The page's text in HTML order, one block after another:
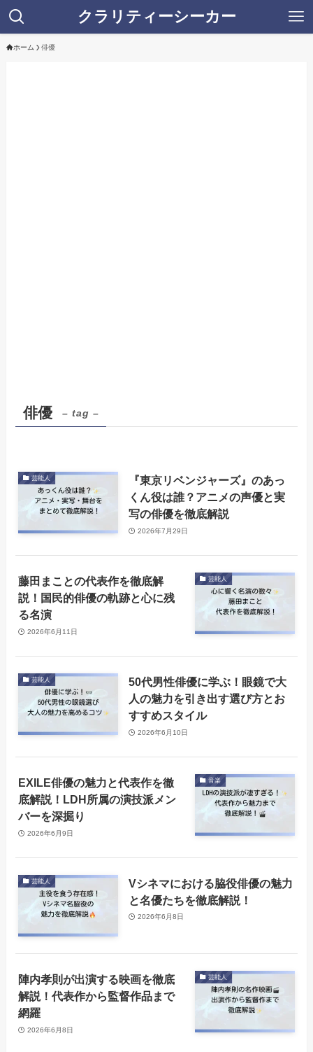
クラリティーシーカー
ホーム 俳優
俳優 – tag –
芸能人
『東京リベンジャーズ』のあっ
くん役は誰？アニメの声優と実
写の俳優を徹底解説
2026年7月29日
芸能人
藤田まことの代表作を徹底解
説！国民的俳優の軌跡と心に残
る名演
2026年6月11日
芸能人
50代男性俳優に学ぶ！眼鏡で大
人の魅力を引き出す選び方とお
すすめスタイル
2026年6月10日
音楽
EXILE俳優の魅力と代表作を徹
底解説！LDH所属の演技派メン
バーを深掘り
2026年6月9日
芸能人
Vシネマにおける脇役俳優の魅力
と名優たちを徹底解説！
2026年6月8日
芸能人
陣内孝則が出演する映画を徹底
解説！代表作から監督作品まで
網羅
2026年6月8日